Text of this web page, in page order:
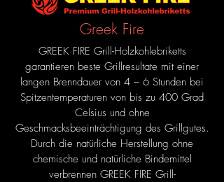
Greek Fire
GREEK FIRE Grill-Holzkohlebriketts
garantieren beste Grillresultate mit einer
langen Brenndauer von 4 – 6 Stunden bei
Spitzentemperaturen von bis zu 400 Grad
Celsius und ohne
Geschmacksbeeinträchtigung des Grillgutes.
Durch die natürliche Herstellung ohne
chemische und natürliche Bindemittel
verbrennen GREEK FIRE Grill-